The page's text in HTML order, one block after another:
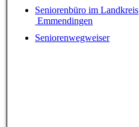
Seniorenbüro im Landkreis
Emmendingen
Seniorenwegweiser